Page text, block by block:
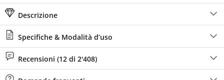
Descrizione
Specifiche & Modalità d’uso
Recensioni (12 di 2'408)